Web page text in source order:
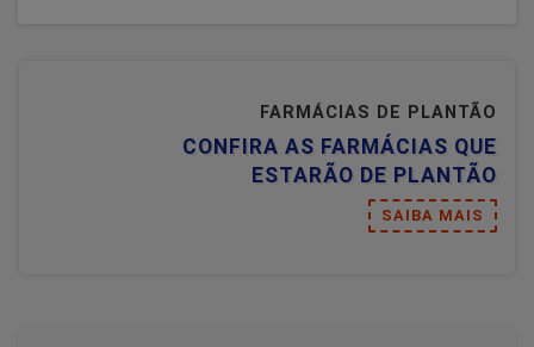
FARMÁCIAS DE PLANTÃO
CONFIRA AS FARMÁCIAS QUE
ESTARÃO DE PLANTÃO
SAIBA MAIS